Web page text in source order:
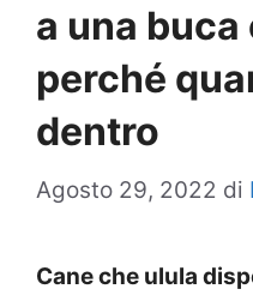
a una
perché
dentro
Agosto 29, 2022 di
Cane che ulula